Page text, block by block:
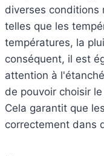
diverses conditions
telles que les
températures, la
conséquent, il est
attention à
de pouvoir choisir
Cela garantit que
correctement dans